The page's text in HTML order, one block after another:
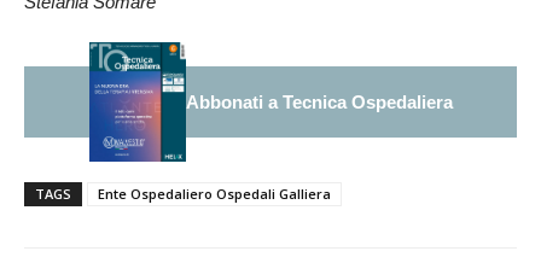
Abbonati a Tecnica Ospedaliera
TAGS Ente Ospedaliero Ospedali Galliera